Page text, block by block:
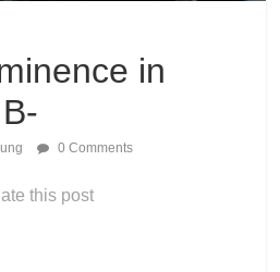
in
0 Comments
this post